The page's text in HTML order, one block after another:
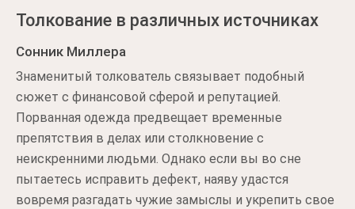
Толкование в различных источниках
Сонник Миллера
Знаменитый толкователь связывает подобный
сюжет с финансовой сферой и репутацией.
Порванная одежда предвещает временные
препятствия в делах или столкновение с
неискренними людьми. Однако если вы во сне
пытаетесь исправить дефект, наяву удастся
вовремя разгадать чужие замыслы и укрепить свое